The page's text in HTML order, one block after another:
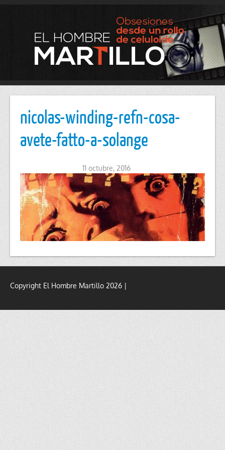
nicolas-winding-refn-cosa-
avete-fatto-a-solange
11 octubre, 2016
Copyright El Hombre Martillo 2026 |